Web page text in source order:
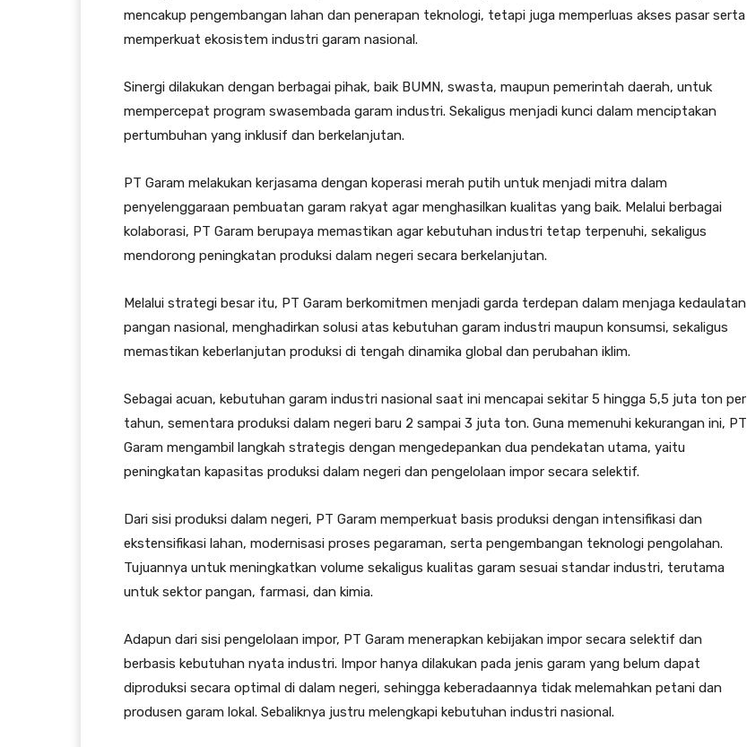
mencakup pengembangan lahan dan penerapan teknologi, tetapi juga memperluas akses pasar serta
memperkuat ekosistem industri garam nasional.
Sinergi dilakukan dengan berbagai pihak, baik BUMN, swasta, maupun pemerintah daerah, untuk
mempercepat program swasembada garam industri. Sekaligus menjadi kunci dalam menciptakan
pertumbuhan yang inklusif dan berkelanjutan.
PT Garam melakukan kerjasama dengan koperasi merah putih untuk menjadi mitra dalam
penyelenggaraan pembuatan garam rakyat agar menghasilkan kualitas yang baik. Melalui berbagai
kolaborasi, PT Garam berupaya memastikan agar kebutuhan industri tetap terpenuhi, sekaligus
mendorong peningkatan produksi dalam negeri secara berkelanjutan.
Melalui strategi besar itu, PT Garam berkomitmen menjadi garda terdepan dalam menjaga kedaulatan
pangan nasional, menghadirkan solusi atas kebutuhan garam industri maupun konsumsi, sekaligus
memastikan keberlanjutan produksi di tengah dinamika global dan perubahan iklim.
Sebagai acuan, kebutuhan garam industri nasional saat ini mencapai sekitar 5 hingga 5,5 juta ton per
tahun, sementara produksi dalam negeri baru 2 sampai 3 juta ton. Guna memenuhi kekurangan ini, PT
Garam mengambil langkah strategis dengan mengedepankan dua pendekatan utama, yaitu
peningkatan kapasitas produksi dalam negeri dan pengelolaan impor secara selektif.
Dari sisi produksi dalam negeri, PT Garam memperkuat basis produksi dengan intensifikasi dan
ekstensifikasi lahan, modernisasi proses pegaraman, serta pengembangan teknologi pengolahan.
Tujuannya untuk meningkatkan volume sekaligus kualitas garam sesuai standar industri, terutama
untuk sektor pangan, farmasi, dan kimia.
Adapun dari sisi pengelolaan impor, PT Garam menerapkan kebijakan impor secara selektif dan
berbasis kebutuhan nyata industri. Impor hanya dilakukan pada jenis garam yang belum dapat
diproduksi secara optimal di dalam negeri, sehingga keberadaannya tidak melemahkan petani dan
produsen garam lokal. Sebaliknya justru melengkapi kebutuhan industri nasional.